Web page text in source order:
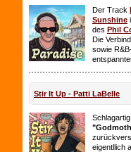
Der Track
Sunshine
des Phil
Die
sowie
Stir It Up - Patti LaBelle
eigentllich